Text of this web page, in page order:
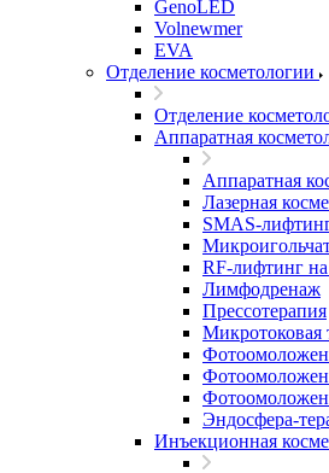
GenoLED
Volnewmer
EVA
Отделение косметологии
Отделение
Аппаратная
Аппаратная
Лазерная
SMAS-
RF-лифтинг
Лимфодренаж
Прессотерапия
Микротоковая
Эндосфера-
Инъекционная